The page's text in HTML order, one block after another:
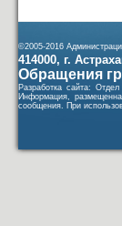
©2005-2016
414000, г.
Обращения
Разработка сайта:
Информация,
сообщения. При